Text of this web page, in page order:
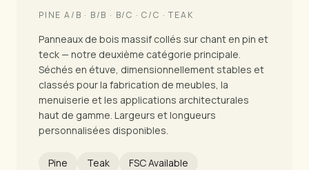
PINE A/B · B/B · B/C · C/C · TEAK
Panneaux de bois massif collés sur chant en pin et
teck — notre deuxième catégorie principale.
Séchés en étuve, dimensionnellement stables et
classés pour la fabrication de meubles, la
menuiserie et les applications architecturales
haut de gamme. Largeurs et longueurs
personnalisées disponibles.
Pine Teak
FSC Available